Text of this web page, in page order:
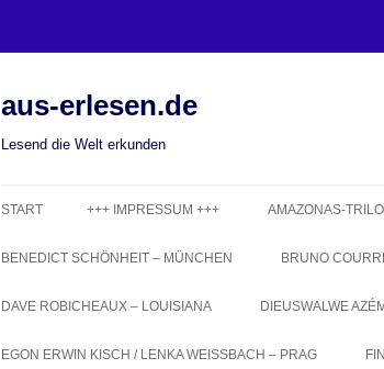
aus-erlesen.de
Lesend die Welt erkunden
START +++ IMPRESSUM +++ AMAZONAS-
BENEDICT SCHÖNHEIT – MÜNCHEN BRUNO
DAVE ROBICHEAUX – LOUISIANA DIEUSWALWE
EGON ERWIN KISCH / LENKA WEISSBACH – PRAG